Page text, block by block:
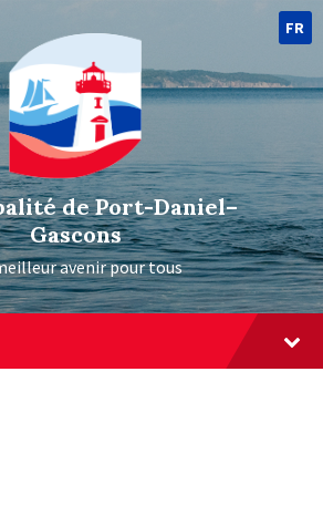
FR
de Port-Daniel–
Gascons
avenir pour tous